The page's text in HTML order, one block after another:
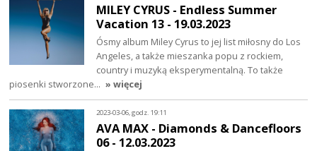
MILEY CYRUS - Endless Summer
Vacation 13 - 19.03.2023
Ósmy album Miley Cyrus to jej list miłosny do Los
Angeles, a także mieszanka popu z rockiem,
country i muzyką eksperymentalną. To także
piosenki stworzone… » więcej
2023-03-06, godz. 19:11
AVA MAX - Diamonds & Dancefloors
06 - 12.03.2023